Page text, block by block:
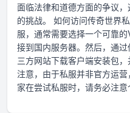
面临法律和道德方面的争议
的挑战。 如何访问传奇世界
服，通常需要选择一个可靠
接到国内服务器。然后，通
三方网站下载客户端安装包
注意，由于私服并非官方运
家在尝试私服时，请务必注意